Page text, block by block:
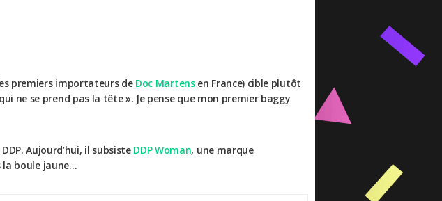
premiers importateurs de Doc Martensen France) cible plutôt
ne se prend pas la tête ». Je pense que mon premier baggy
Aujourd’hui, il subsiste DDP Woman, une marque
la boule jaune…